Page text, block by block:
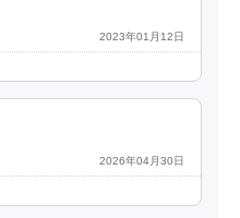
2023年01月12日
2026年04月30日